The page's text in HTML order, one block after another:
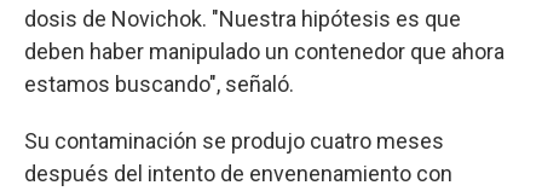
dosis de Novichok. "Nuestra hipótesis es que
deben haber manipulado un contenedor que ahora
estamos buscando", señaló.
Su contaminación se produjo cuatro meses
después del intento de envenenamiento con